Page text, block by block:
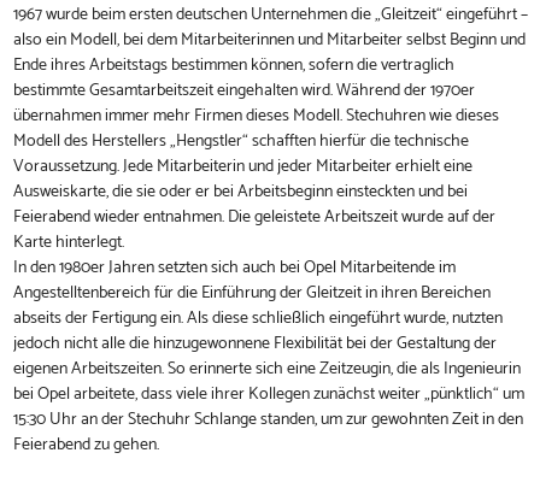
1967 wurde beim ersten deutschen Unternehmen die „Gleitzeit“ eingeführt –
also ein Modell, bei dem Mitarbeiterinnen und Mitarbeiter selbst Beginn und
Ende ihres Arbeitstags bestimmen können, sofern die vertraglich
bestimmte Gesamtarbeitszeit eingehalten wird. Während der 1970er
übernahmen immer mehr Firmen dieses Modell. Stechuhren wie dieses
Modell des Herstellers „Hengstler“ schafften hierfür die technische
Voraussetzung. Jede Mitarbeiterin und jeder Mitarbeiter erhielt eine
Ausweiskarte, die sie oder er bei Arbeitsbeginn einsteckten und bei
Feierabend wieder entnahmen. Die geleistete Arbeitszeit wurde auf der
Karte hinterlegt.
In den 1980er Jahren setzten sich auch bei Opel Mitarbeitende im
Angestelltenbereich für die Einführung der Gleitzeit in ihren Bereichen
abseits der Fertigung ein. Als diese schließlich eingeführt wurde, nutzten
jedoch nicht alle die hinzugewonnene Flexibilität bei der Gestaltung der
eigenen Arbeitszeiten. So erinnerte sich eine Zeitzeugin, die als Ingenieurin
bei Opel arbeitete, dass viele ihrer Kollegen zunächst weiter „pünktlich“ um
15:30 Uhr an der Stechuhr Schlange standen, um zur gewohnten Zeit in den
Feierabend zu gehen.